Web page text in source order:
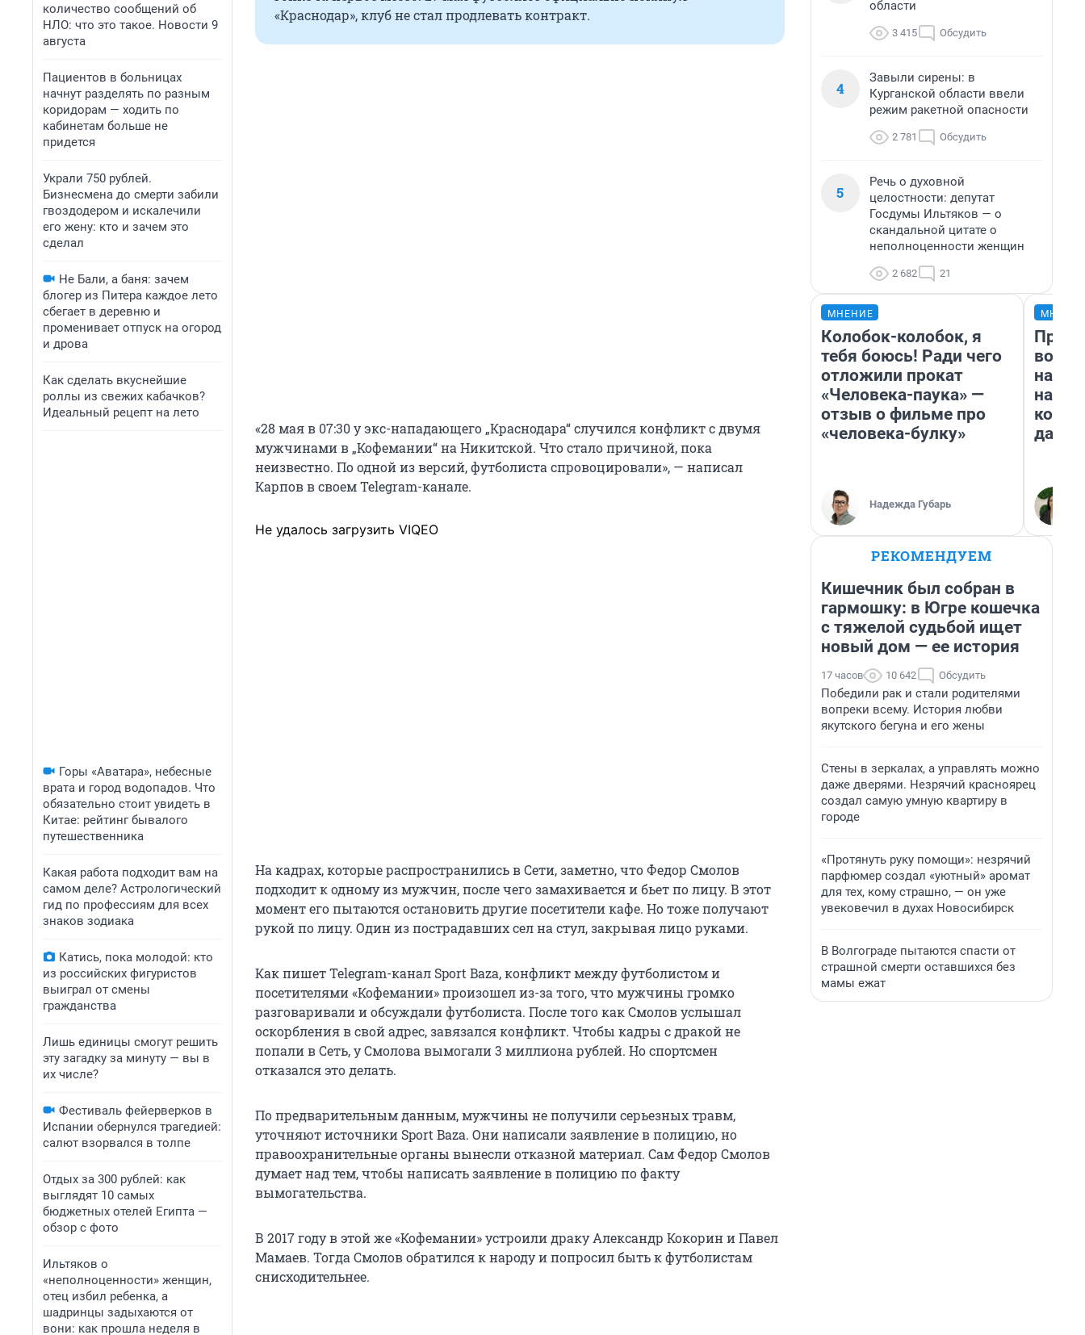
количество сообщений об
НЛО: что это такое. Новости 9
августа
Пациентов в больницах
начнут разделять по разным
коридорам — ходить по
кабинетам больше не
придется
Украли 750 рублей.
Бизнесмена до смерти забили
гвоздодером и искалечили
его жену: кто и зачем это
сделал
Не Бали, а баня: зачем
блогер из Питера каждое лето
сбегает в деревню и
променивает отпуск на огород
и дрова
Как сделать вкуснейшие
роллы из свежих кабачков?
Идеальный рецепт на лето
Горы «Аватара», небесные
врата и город водопадов. Что
обязательно стоит увидеть в
Китае: рейтинг бывалого
путешественника
Какая работа подходит вам на
самом деле? Астрологический
гид по профессиям для всех
знаков зодиака
Катись, пока молодой: кто
из российских фигуристов
выиграл от смены
гражданства
Лишь единицы смогут решить
эту загадку за минуту — вы в
их числе?
Фестиваль фейерверков в
Испании обернулся трагедией:
салют взорвался в толпе
Отдых за 300 рублей: как
выглядят 10 самых
бюджетных отелей Египта —
обзор с фото
Ильтяков о
«неполноценности» женщин,
отец избил ребенка, а
шадринцы задыхаются от
вони: как прошла неделя в
«Краснодар», клуб не стал продлевать контракт.
«28 мая в 07:30 у экс-нападающего „Краснодара“ случился конфликт с двумя
мужчинами в „Кофемании“ на Никитской. Что стало причиной, пока
неизвестно. По одной из версий, футболиста спровоцировали», — написал
Карпов в своем Telegram-канале.
Не удалось загрузить VIQEO
На кадрах, которые распространились в Сети, заметно, что Федор Смолов
подходит к одному из мужчин, после чего замахивается и бьет по лицу. В этот
момент его пытаются остановить другие посетители кафе. Но тоже получают
рукой по лицу. Один из пострадавших сел на стул, закрывая лицо руками.
Как пишет Telegram-канал Sport Baza, конфликт между футболистом и
посетителями «Кофемании» произошел из-за того, что мужчины громко
разговаривали и обсуждали футболиста. После того как Смолов услышал
оскорбления в свой адрес, завязался конфликт. Чтобы кадры с дракой не
попали в Сеть, у Смолова вымогали3 миллиона рублей. Но спортсмен
отказался это делать.
По предварительным данным, мужчины не получили серьезных травм,
уточняют источники Sport Baza. Они написали заявление в полицию, но
правоохранительные органы вынесли отказной материал. Сам Федор Смолов
думает над тем, чтобы написать заявление в полицию по факту
вымогательства.
В 2017 году в этой же «Кофемании» устроили драку Александр Кокорин и Павел
Мамаев. Тогда Смолов обратился к народу и попросил быть к футболистам
снисходительнее.
области
3 415 Обсудить
4
Завыли сирены: в
Курганской области ввели
режим ракетной опасности
2 781 Обсудить
5
Речь о духовной
целостности: депутат
Госдумы Ильтяков — о
скандальной цитате о
неполноценности женщин
2 682 21
МНЕНИЕ
Колобок-колобок, я
тебя боюсь! Ради чего
отложили прокат
«Человека-паука» —
отзыв о фильме про
«человека-булку»
Надежда Губарь
нам
даже
РЕКОМЕНДУЕМ
Кишечник был собран в
гармошку: в Югре кошечка
с тяжелой судьбой ищет
новый дом — ее история
17 часов 10 642 Обсудить
Победили рак и стали родителями
вопреки всему. История любви
якутского бегуна и его жены
Стены в зеркалах, а управлять можно
даже дверями. Незрячий красноярец
создал самую умную квартиру в
городе
«Протянуть руку помощи»: незрячий
парфюмер создал «уютный» аромат
для тех, кому страшно, — он уже
увековечил в духах Новосибирск
В Волгограде пытаются спасти от
страшной смерти оставшихся без
мамы ежат